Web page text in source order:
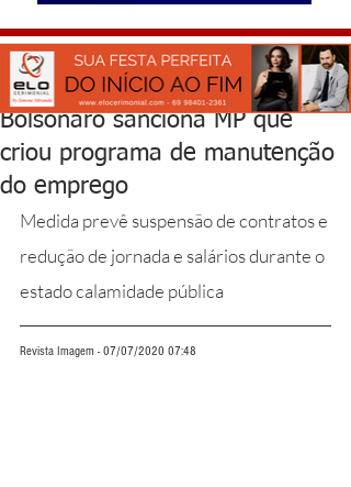
Bolsonaro sanciona MP que
criou programa de manutenção
do emprego
Medida prevê suspensão de contratos e
redução de jornada e salários durante o
estado calamidade pública
Revista Imagem - 07/07/2020 07:48